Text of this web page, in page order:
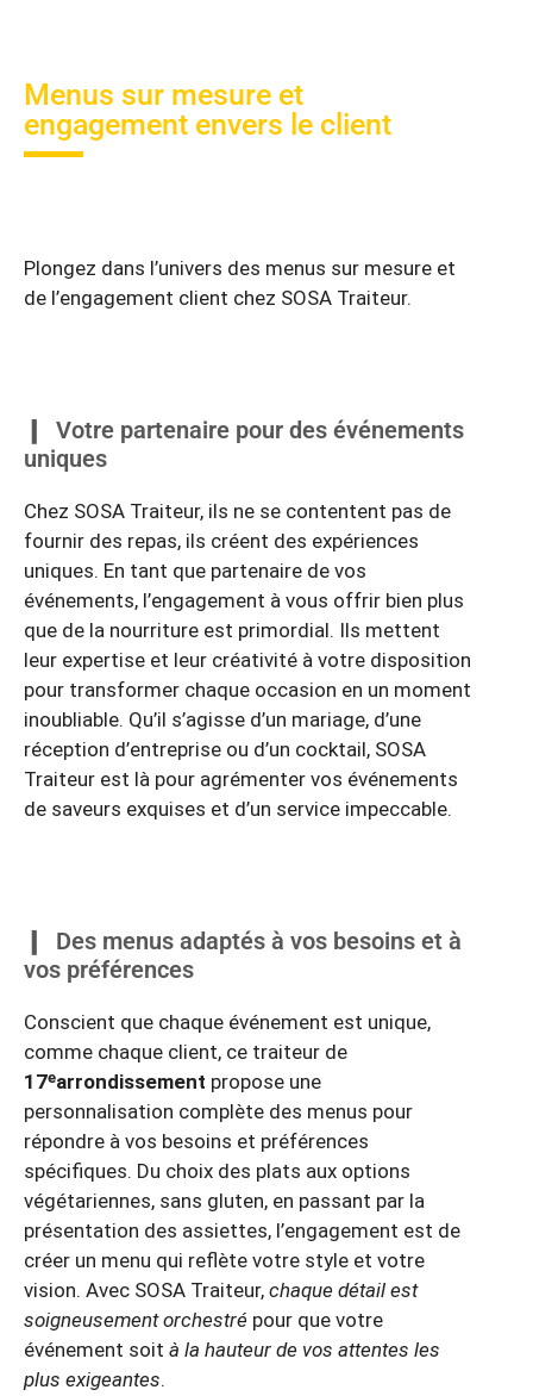
Menus sur mesure et
engagement envers le client
Plongez dans l’univers des menus sur mesure et
de l’engagement client chez SOSA Traiteur.
Votre partenaire pour des événements
uniques
Chez SOSA Traiteur, ils ne se contentent pas de
fournir des repas, ils créent des expériences
uniques. En tant que partenaire de vos
événements, l’engagement à vous offrir bien plus
que de la nourriture est primordial. Ils mettent
leur expertise et leur créativité à votre disposition
pour transformer chaque occasion en un moment
inoubliable. Qu’il s’agisse d’un mariage, d’une
réception d’entreprise ou d’un cocktail, SOSA
Traiteur est là pour agrémenter vos événements
de saveurs exquises et d’un service impeccable.
Des menus adaptés à vos besoins et à
vos préférences
Conscient que chaque événement est unique,
comme chaque client, ce traiteur de
17ᵉarrondissement propose une
personnalisation complète des menus pour
répondre à vos besoins et préférences
spécifiques. Du choix des plats aux options
végétariennes, sans gluten, en passant par la
présentation des assiettes, l’engagement est de
créer un menu qui reflète votre style et votre
vision. Avec SOSA Traiteur, chaque détail est
soigneusement orchestré pour que votre
événement soit à la hauteur de vos attentes les
plus exigeantes.